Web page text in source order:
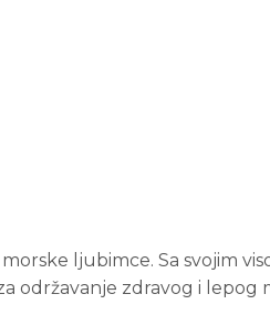
ljubimce. Sa svojim
održavanje zdravog i lepog